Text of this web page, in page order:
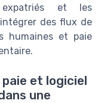
expatriés et les
des flux de
humaines et paie
et logiciel
une